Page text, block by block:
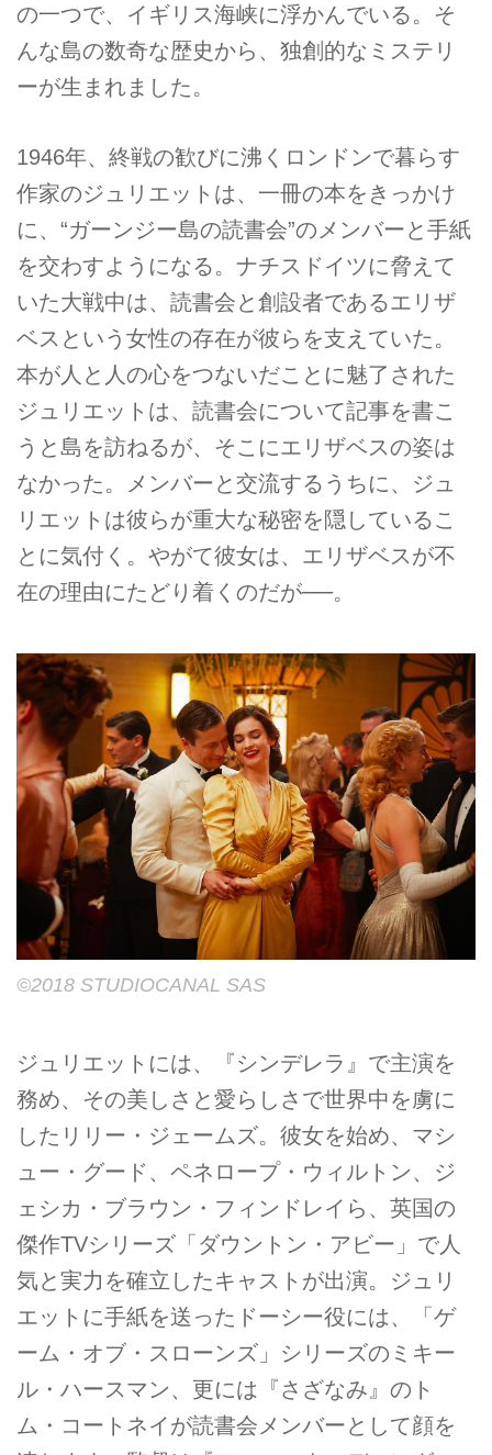
の一つで、イギリス海峡に浮かんでいる。そ
んな島の数奇な歴史から、独創的なミステリ
ーが生まれました。
1946年、終戦の歓びに沸くロンドンで暮らす
作家のジュリエットは、一冊の本をきっかけ
に、“ガーンジー島の読書会”のメンバーと手紙
を交わすようになる。ナチスドイツに脅えて
いた大戦中は、読書会と創設者であるエリザ
ベスという女性の存在が彼らを支えていた。
本が人と人の心をつないだことに魅了された
ジュリエットは、読書会について記事を書こ
うと島を訪ねるが、そこにエリザベスの姿は
なかった。メンバーと交流するうちに、ジュ
リエットは彼らが重大な秘密を隠しているこ
とに気付く。やがて彼女は、エリザベスが不
在の理由にたどり着くのだが──。
©2018 STUDIOCANAL SAS
ジュリエットには、『シンデレラ』で主演を
務め、その美しさと愛らしさで世界中を虜に
したリリー・ジェームズ。彼女を始め、マシ
ュー・グード、ペネロープ・ウィルトン、ジ
ェシカ・ブラウン・フィンドレイら、英国の
傑作TVシリーズ「ダウントン・アビー」で人
気と実力を確立したキャストが出演。ジュリ
エットに手紙を送ったドーシー役には、「ゲ
ーム・オブ・スローンズ」シリーズのミキー
ル・ハースマン、更には『さざなみ』のト
ム・コートネイが読書会メンバーとして顔を